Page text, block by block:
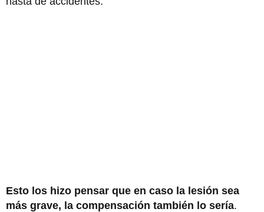
Esto los hizo pensar que en caso la lesión sea
más grave, la compensación también lo sería.